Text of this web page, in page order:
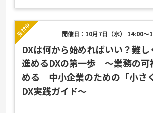
開催日：10月7日（水） 14:00～
DXは何から始めればいい？難し
進めるDXの第一歩 ～業務の可
める 中小企業のための「小さ
DX実践ガイド～